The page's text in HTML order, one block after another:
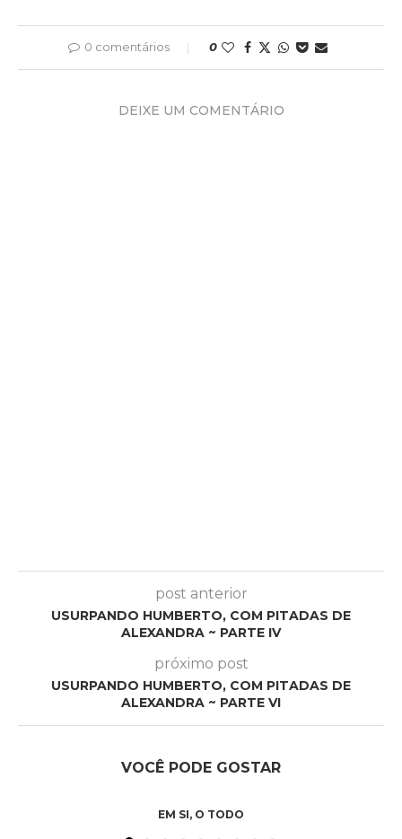
0 comentários 0
DEIXE UM COMENTÁRIO
post anterior
USURPANDO HUMBERTO, COM PITADAS DE
ALEXANDRA ~ PARTE IV
próximo post
USURPANDO HUMBERTO, COM PITADAS DE
ALEXANDRA ~ PARTE VI
VOCÊ PODE GOSTAR
EM SI, O TODO